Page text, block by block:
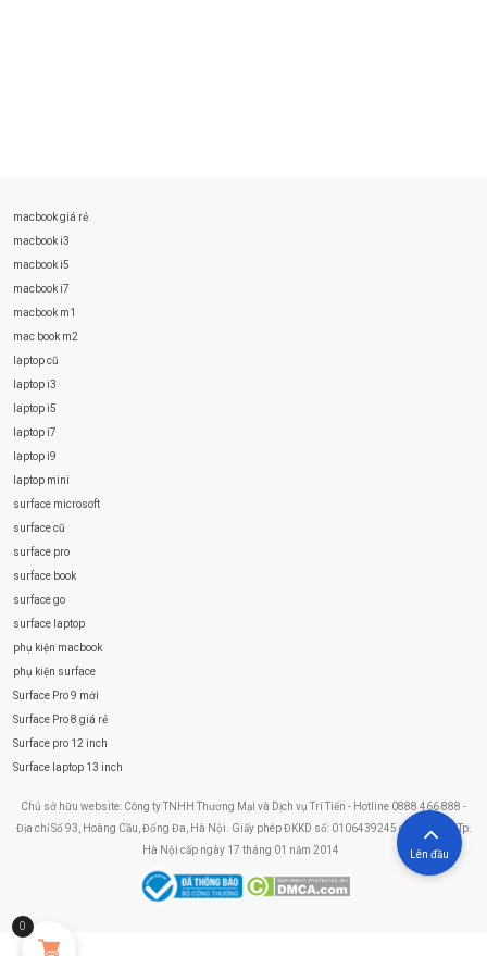
macbook giá rẻ
macbook i3
macbook i5
macbook i7
macbook m1
mac book m2
laptop cũ
laptop i3
laptop i5
laptop i7
laptop i9
laptop mini
surface microsoft
surface cũ
surface pro
surface book
surface go
surface laptop
phụ kiện macbook
phụ kiện surface
Surface Pro 9 mới
Surface Pro 8 giá rẻ
Surface pro 12 inch
Surface laptop 13 inch
Chủ sở hữu website: Công ty TNHH Thương Mại và Dịch vụ Trí Tiến - Hotline 0888 466 888 -
Địa chỉ Số 93, Hoàng Cầu, Đống Đa, Hà Nội. Giấy phép ĐKKD số: 0106439245 do Sở KHĐT Tp.
Hà Nội cấp ngày 17 tháng 01 năm 2014
0
Lên đầu